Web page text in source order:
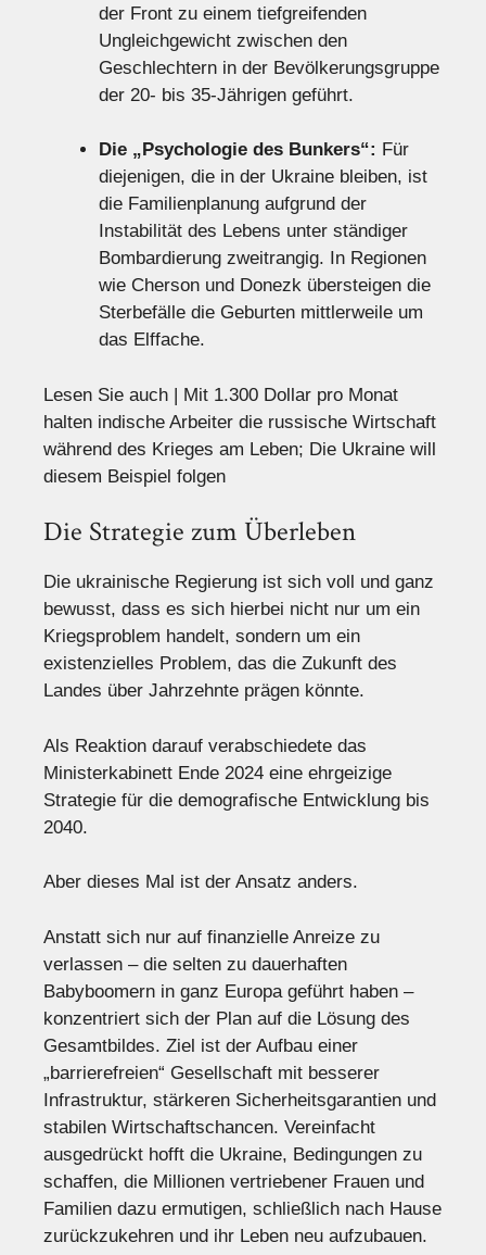
der Front zu einem tiefgreifenden
Ungleichgewicht zwischen den
Geschlechtern in der Bevölkerungsgruppe
der 20- bis 35-Jährigen geführt.
Die „Psychologie des Bunkers“: Für
diejenigen, die in der Ukraine bleiben, ist
die Familienplanung aufgrund der
Instabilität des Lebens unter ständiger
Bombardierung zweitrangig. In Regionen
wie Cherson und Donezk übersteigen die
Sterbefälle die Geburten mittlerweile um
das Elffache.
Lesen Sie auch | Mit 1.300 Dollar pro Monat
halten indische Arbeiter die russische Wirtschaft
während des Krieges am Leben; Die Ukraine will
diesem Beispiel folgen
Die Strategie zum Überleben
Die ukrainische Regierung ist sich voll und ganz
bewusst, dass es sich hierbei nicht nur um ein
Kriegsproblem handelt, sondern um ein
existenzielles Problem, das die Zukunft des
Landes über Jahrzehnte prägen könnte.
Als Reaktion darauf verabschiedete das
Ministerkabinett Ende 2024 eine ehrgeizige
Strategie für die demografische Entwicklung bis
2040.
Aber dieses Mal ist der Ansatz anders.
Anstatt sich nur auf finanzielle Anreize zu
verlassen – die selten zu dauerhaften
Babyboomern in ganz Europa geführt haben –
konzentriert sich der Plan auf die Lösung des
Gesamtbildes. Ziel ist der Aufbau einer
„barrierefreien“ Gesellschaft mit besserer
Infrastruktur, stärkeren Sicherheitsgarantien und
stabilen Wirtschaftschancen. Vereinfacht
ausgedrückt hofft die Ukraine, Bedingungen zu
schaffen, die Millionen vertriebener Frauen und
Familien dazu ermutigen, schließlich nach Hause
zurückzukehren und ihr Leben neu aufzubauen.